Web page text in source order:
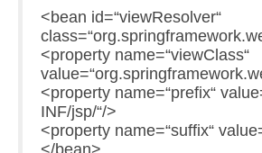
<bean id=“viewResolver“
<property name=“viewClass“
<property name=“prefix“
INF/jsp/“/>
<property name=“suffix“
</bean>